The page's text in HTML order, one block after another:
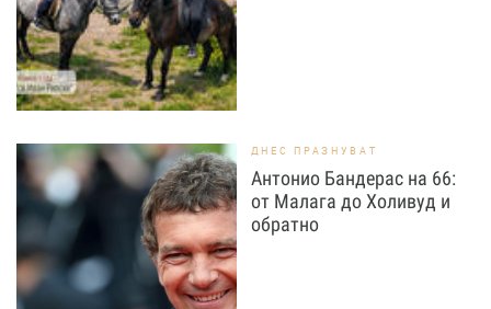
ДНЕС ПРАЗНУВАТ
Антонио Бандерас на 66:
от Малага до Холивуд и
обратно